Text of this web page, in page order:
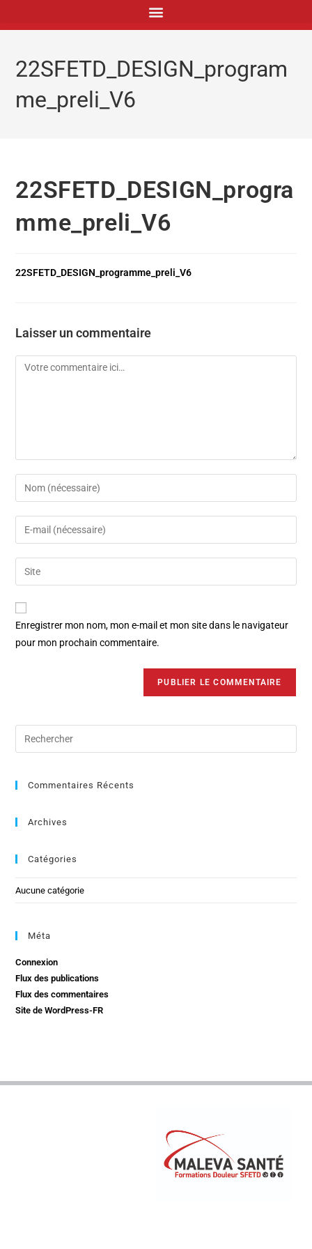
22SFETD_DESIGN_program
me_preli_V6
22SFETD_DESIGN_progra
mme_preli_V6
22SFETD_DESIGN_programme_preli_V6
Laisser un commentaire
Enregistrer mon nom, mon e-mail et mon site dans le navigateur
pour mon prochain commentaire.
Commentaires Récents
Archives
Catégories
Aucune catégorie
Méta
Connexion
Flux des publications
Flux des commentaires
Site de WordPress-FR